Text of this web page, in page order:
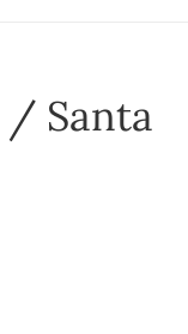
/ Santa